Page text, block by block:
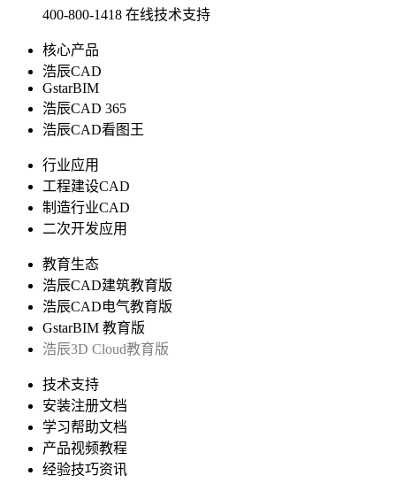
400-800-1418 在线技术支持
核心产品
浩辰CAD
GstarBIM
浩辰CAD 365
浩辰CAD看图王
行业应用
工程建设CAD
制造行业CAD
二次开发应用
教育生态
浩辰CAD建筑教育版
浩辰CAD电气教育版
GstarBIM 教育版
浩辰3D Cloud教育版
技术支持
安装注册文档
学习帮助文档
产品视频教程
经验技巧资讯